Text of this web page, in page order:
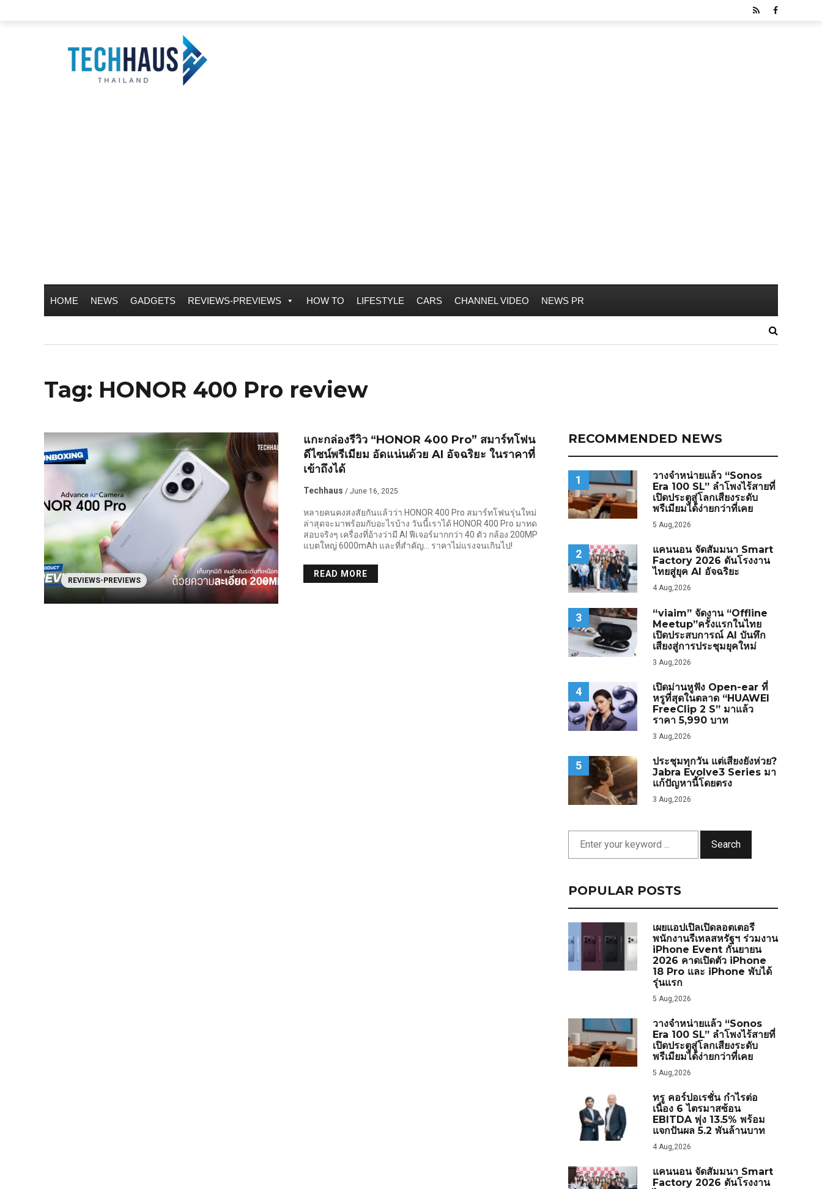
HOME NEWS GADGETS REVIEWS-PREVIEWS HOW TO LIFESTYLE CARS CHANNEL VIDEO NEWS PR
Tag: HONOR 400 Pro review
REVIEWS-PREVIEWS
แกะกล่องรีวิว “HONOR 400 Pro” สมาร์ทโฟน
ดีไซน์พรีเมียม อัดแน่นด้วย AI อัจฉริยะ ในราคาที่
เข้าถึงได้
Techhaus / June 16, 2025
หลายคนคงสงสัยกันแล้วว่า HONOR 400 Pro สมาร์ทโฟนรุ่นใหม่
ล่าสุดจะมาพร้อมกับอะไรบ้าง วันนี้เราได้ HONOR 400 Pro มาทด
สอบจริงๆ เครื่องที่อ้างว่ามี AI ฟีเจอร์มากกว่า 40 ตัว กล้อง 200MP
แบตใหญ่ 6000mAh และที่สำคัญ… ราคาไม่แรงจนเกินไป!
READ MORE
RECOMMENDED NEWS
1
วางจำหน่ายแล้ว “Sonos
Era 100 SL” ลำโพงไร้สายที่
เปิดประตูสู่โลกเสียงระดับ
พรีเมียมได้ง่ายกว่าที่เคย
5 Aug,2026
2
แคนนอน จัดสัมมนา Smart
Factory 2026 ดันโรงงาน
ไทยสู่ยุค AI อัจฉริยะ
4 Aug,2026
3
“viaim” จัดงาน “Offline
Meetup”ครั้งแรกในไทย
เปิดประสบการณ์ AI บันทึก
เสียงสู่การประชุมยุคใหม่
3 Aug,2026
4
เปิดม่านหูฟัง Open-ear ที่
หรูที่สุดในตลาด “HUAWEI
FreeClip 2 S” มาแล้ว
ราคา 5,990 บาท
3 Aug,2026
5
ประชุมทุกวัน แต่เสียงยังห่วย?
Jabra Evolve3 Series มา
แก้ปัญหานี้โดยตรง
3 Aug,2026
Search
POPULAR POSTS
เผยแอปเปิลเปิดลอตเตอรี
พนักงานรีเทลสหรัฐฯ ร่วมงาน
iPhone Event กันยายน
2026 คาดเปิดตัว iPhone
18 Pro และ iPhone พับได้
รุ่นแรก
5 Aug,2026
วางจำหน่ายแล้ว “Sonos
Era 100 SL” ลำโพงไร้สายที่
เปิดประตูสู่โลกเสียงระดับ
พรีเมียมได้ง่ายกว่าที่เคย
5 Aug,2026
ทรู คอร์ปอเรชั่น กำไรต่อ
เนื่อง 6 ไตรมาสซ้อน
EBITDA พุ่ง 13.5% พร้อม
แจกปันผล 5.2 พันล้านบาท
4 Aug,2026
แคนนอน จัดสัมมนา Smart
Factory 2026 ดันโรงงาน